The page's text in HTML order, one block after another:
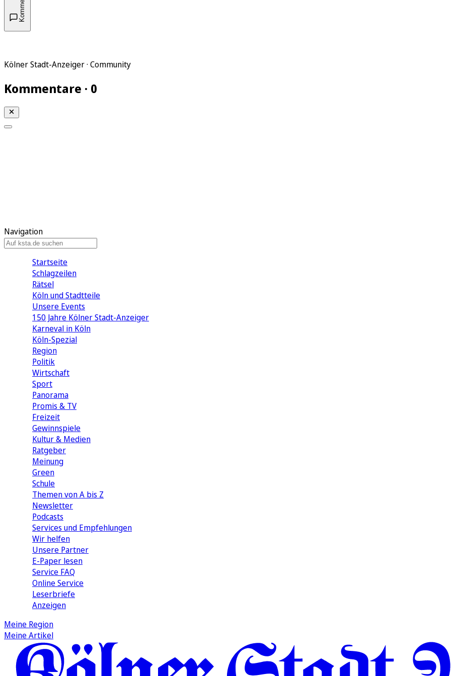
Kölner Stadt-Anzeiger · Community
Kommentare · 0
Navigation
Startseite
Schlagzeilen
Rätsel
Köln und Stadtteile
Unsere Events
150 Jahre Kölner Stadt-Anzeiger
Karneval in Köln
Köln-Spezial
Region
Politik
Wirtschaft
Sport
Panorama
Promis & TV
Freizeit
Gewinnspiele
Kultur & Medien
Ratgeber
Meinung
Green
Schule
Themen von A bis Z
Newsletter
Podcasts
Services und Empfehlungen
Wir helfen
Unsere Partner
E-Paper lesen
Service FAQ
Online Service
Leserbriefe
Anzeigen
Meine Region
Meine Artikel